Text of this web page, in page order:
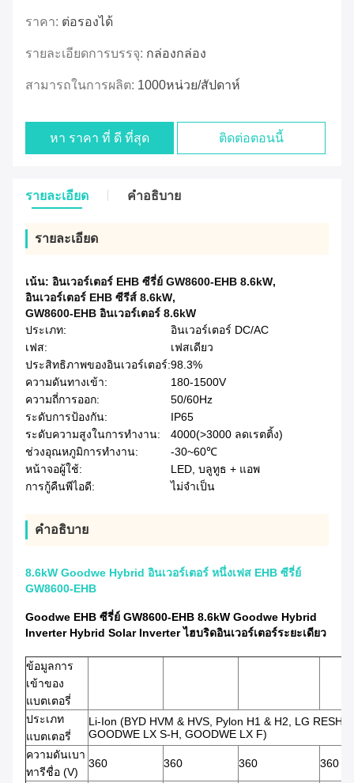
ราคา: ต่อรองได้
รายละเอียดการบรรจุ: กล่องกล่อง
สามารถในการผลิต: 1000หน่วย/สัปดาห์
หา ราคา ที่ ดี ที่สุด ติดต่อตอนนี้
รายละเอียด คําอธิบาย
รายละเอียด
เน้น: อินเวอร์เตอร์ EHB ซีรี่ย์ GW8600-EHB 8.6kW,
อินเวอร์เตอร์ EHB ซีรีส์ 8.6kW,
GW8600-EHB อินเวอร์เตอร์ 8.6kW
ประเภท:
อินเวอร์เตอร์ DC/AC
เฟส:
เฟสเดียว
ประสิทธิภาพของอินเวอร์เตอร์:98.3%
ความดันทางเข้า:
180-1500V
ความถี่การออก:
50/60Hz
ระดับการป้องกัน:
IP65
ระดับความสูงในการทำงาน:
4000(>3000 ลดเรตติ้ง)
ช่วงอุณหภูมิการทำงาน:
-30~60℃
หน้าจอผู้ใช้:
LED, บลูทูธ + แอพ
การกู้คืนพีไอดี:
ไม่จําเป็น
คําอธิบาย
8.6kW Goodwe Hybrid อินเวอร์เตอร์ หนึ่งเฟส EHB ซีรี่ย์
GW8600-EHB
Goodwe EHB ซีรี่ย์ GW8600-EHB 8.6kW Goodwe Hybrid
Inverter Hybrid Solar Inverter ไฮบริดอินเวอร์เตอร์ระยะเดียว
ข้อมูลการ
เข้าของ
แบตเตอรี่
ประเภท
แบตเตอรี่
Li-Ion (BYD HVM & HVS, Pylon H1 & H2, LG
GOODWE LX S-H, GOODWE LX F)
ความดันเบา
ทารีชื่อ (V)
360 360 360 360